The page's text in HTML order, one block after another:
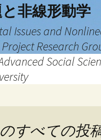
非線形動学
Issues and
Research
Social
のすべての投